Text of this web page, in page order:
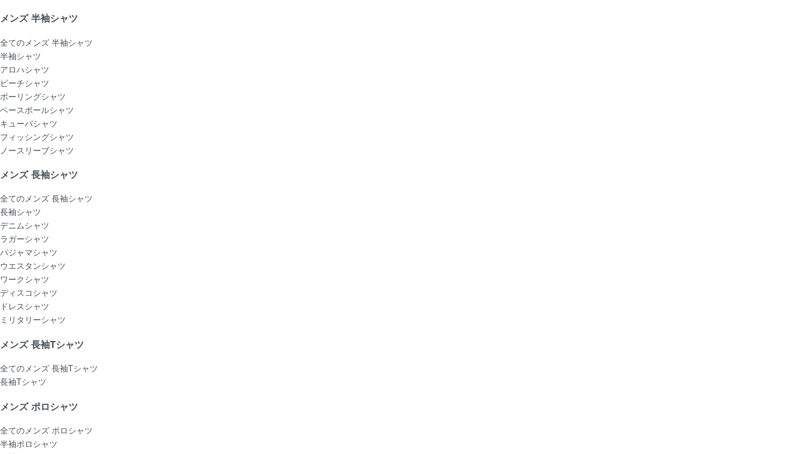
メンズ 半袖シャツ
全てのメンズ 半袖シャツ
半袖シャツ
アロハシャツ
ビーチシャツ
ボーリングシャツ
ベースボールシャツ
キューバシャツ
フィッシングシャツ
ノースリーブシャツ
メンズ 長袖シャツ
全てのメンズ 長袖シャツ
長袖シャツ
デニムシャツ
ラガーシャツ
パジャマシャツ
ウエスタンシャツ
ワークシャツ
ディスコシャツ
ドレスシャツ
ミリタリーシャツ
メンズ 長袖Tシャツ
全てのメンズ 長袖Tシャツ
長袖Tシャツ
メンズ ポロシャツ
全てのメンズ ポロシャツ
半袖ポロシャツ